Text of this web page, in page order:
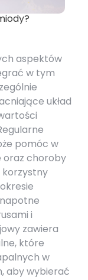
aspektów
w tym
układ
pomóc w
oraz choroby
korzystny
i
zawiera
które
w
aby wybierać